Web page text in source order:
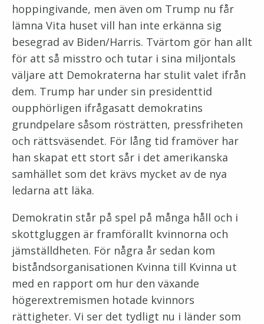
hoppingivande, men även om Trump nu får
lämna Vita huset vill han inte erkänna sig
besegrad av Biden/Harris. Tvärtom gör han allt
för att så misstro och tutar i sina miljontals
väljare att Demokraterna har stulit valet ifrån
dem. Trump har under sin presidenttid
oupphörligen ifrågasatt demokratins
grundpelare såsom rösträtten, pressfriheten
och rättsväsendet. För lång tid framöver har
han skapat ett stort sår i det amerikanska
samhället som det krävs mycket av de nya
ledarna att läka.
Demokratin står på spel på många håll och i
skottgluggen är framförallt kvinnorna och
jämställdheten. För några år sedan kom
biståndsorganisationen Kvinna till Kvinna ut
med en rapport om hur den växande
högerextremismen hotade kvinnors
rättigheter. Vi ser det tydligt nu i länder som